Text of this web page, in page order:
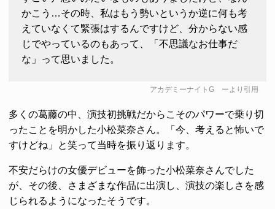
かこう…その時、私はもう勢いというか逆に何も考
えていなくて緊張はするんですけど、分からない感
じでやっているのもあって、「不思議なお仕事だ
な」って思いました。
アカデミーナイトGーより引用
多くの葛藤の中、演技初挑戦だからこそのパワーで乗り切
ったことを明かした小松菜奈さん。「今、考えると怖いで
すけどね」と笑って当時を振り返ります。
不安だらけの女優デビューを飾った小松菜奈さんでした
が、その後、さまざまな作品に出演し、演技の楽しさを感
じられるようになったそうです。